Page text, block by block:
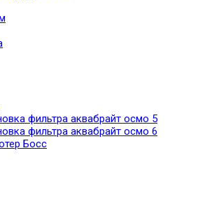
фильтра аквабрайт осмо 5
фильтра аквабрайт осмо 6
Босс